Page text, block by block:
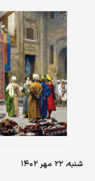
شنبه، ۲۲ مهر ۱۴۰۲